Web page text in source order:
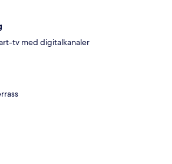
tv med digitalkanaler